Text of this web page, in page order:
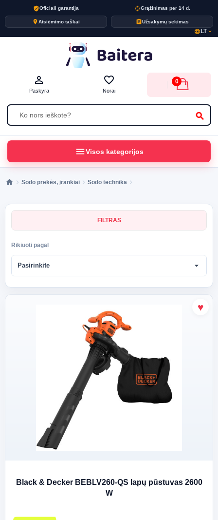
verified_userOficiali garantija autorenewGrąžinimas per 14 d.
placeAtsiėmimo taškai assignmentUžsakymų sekimas
language LTexpand_more
search
person_outline
Paskyra
favorite_border
Norai
0
menuVisos kategorijos
Sodo prekės, įrankiai Sodo technika
FILTRAS
Rikiuoti pagal
Pasirinkite arrow_drop_down
Black & Decker BEBLV260-QS lapų pūstuvas 2600
W